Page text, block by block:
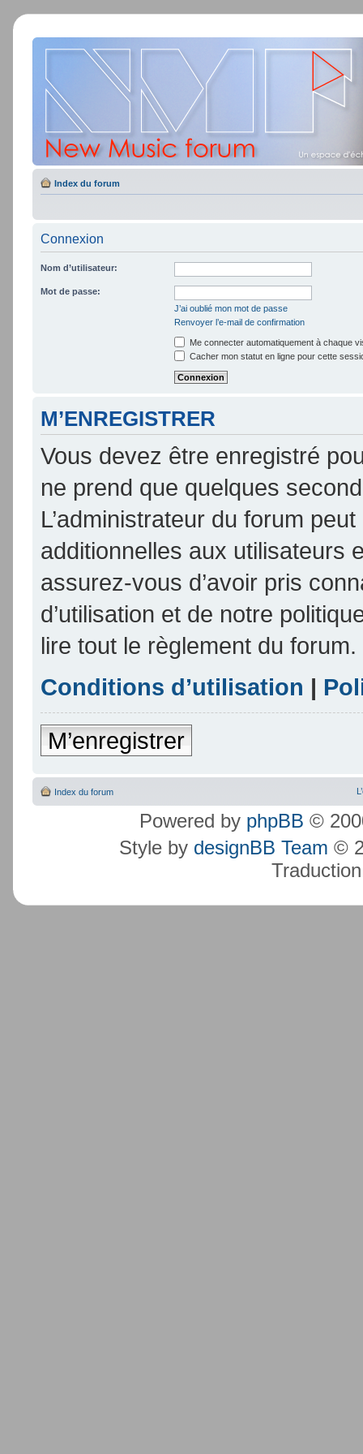
Index du forum
Connexion
Nom d’utilisateur:
Mot de passe:
J’ai oublié mon mot de passe
Renvoyer l’e-mail de confirmation
Me connecter automatiquement à chaque
Cacher mon statut en ligne pour cette
M’ENREGISTRER
Vous devez être enregistré
ne prend que quelques
L’administrateur du forum
additionnelles aux utilisateurs
assurez-vous d’avoir pris
d’utilisation et de notre
lire tout le règlement du forum.
Conditions d’utilisation |
M’enregistrer
Index du forum
Powered by phpBB ©
Style by designBB Team ©